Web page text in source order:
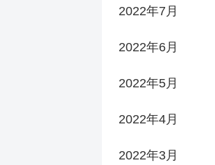
2022年7月
2022年6月
2022年5月
2022年4月
2022年3月